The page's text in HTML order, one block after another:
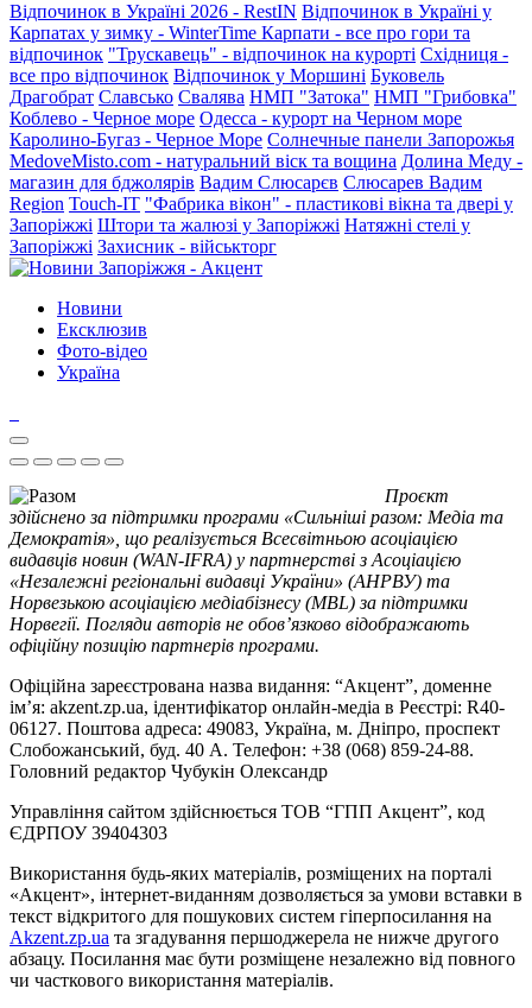
Відпочинок в Україні 2026 - RestIN Відпочинок в Україні у
Карпатах у зимку - WinterTime Карпати - все про гори та
відпочинок "Трускавець" - відпочинок на курорті Східниця -
все про відпочинок Відпочинок у Моршині Буковель
Драгобрат Славсько Свалява НМП "Затока" НМП "Грибовка"
Коблево - Черное море Одесса - курорт на Черном море
Каролино-Бугаз - Черное Море Солнечные панели Запорожья
MedoveMisto.com - натуральний віск та вощина Долина Меду -
магазин для бджолярів Вадим Слюсарєв Слюсарев Вадим
Region Touch-IT "Фабрика вікон" - пластикові вікна та двері у
Запоріжжі Штори та жалюзі у Запоріжжі Натяжні стелі у
Запоріжжі Захисник - військторг
Новини
Ексклюзив
Фото-відео
Україна
Проєкт
здійснено за підтримки програми «Сильніші разом: Медіа та
Демократія», що реалізується Всесвітньою асоціацією
видавців новин (WAN-IFRA) у партнерстві з Асоціацією
«Незалежні регіональні видавці України» (АНРВУ) та
Норвезькою асоціацією медіабізнесу (MBL) за підтримки
Норвегії. Погляди авторів не обов’язково відображають
офіційну позицію партнерів програми.
Офіційна зареєстрована назва видання: “Акцент”, доменне
ім’я: akzent.zp.ua, ідентифікатор онлайн-медіа в Реєстрі: R40-
06127. Поштова адреса: 49083, Україна, м. Дніпро, проспект
Слобожанський, буд. 40 А. Телефон: +38 (068) 859-24-88.
Головний редактор Чубукін Олександр
Управління сайтом здійснюється ТОВ “ГПП Акцент”, код
ЄДРПОУ 39404303
Використання будь-яких матеріалів, розміщених на порталі
«Акцент», інтернет-виданням дозволяється за умови вставки в
текст відкритого для пошукових систем гіперпосилання на
Akzent.zp.ua та згадування першоджерела не нижче другого
абзацу. Посилання має бути розміщене незалежно від повного
чи часткового використання матеріалів.